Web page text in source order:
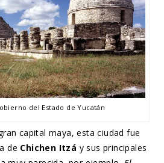
del Estado de Yucatán
capital maya, esta ciudad fue
de Chichen Itzá y sus principales